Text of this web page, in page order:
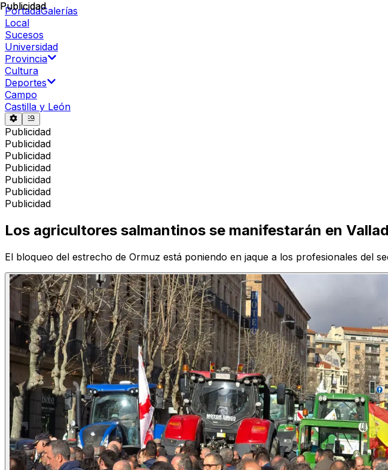
PortadaGalerías
Local
Sucesos
Universidad
Provincia
Cultura
Deportes
Campo
Castilla y León
Publicidad
Publicidad
Publicidad
Publicidad
Publicidad
Publicidad
Publicidad
Publicidad
Los agricultores salmantinos se manifestarán en
El bloqueo del estrecho de Ormuz está poniendo en jaque a los profesionales del
Publicidad